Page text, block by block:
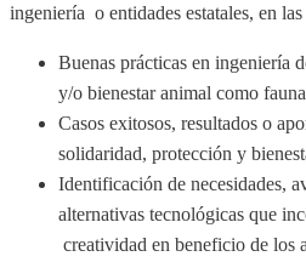
ingeniería o entidades estatales, en
Buenas prácticas en ingeniería
y/o bienestar animal como
Casos exitosos, resultados o
solidaridad, protección y
Identificación de necesidades,
alternativas tecnológicas que
creatividad en beneficio de los